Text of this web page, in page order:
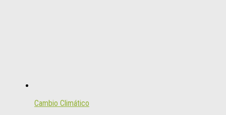
Cambio Climático